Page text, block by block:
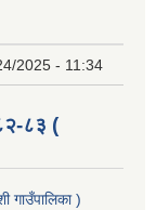
2025 - 11:34
८३ (
गाउँपालिका )